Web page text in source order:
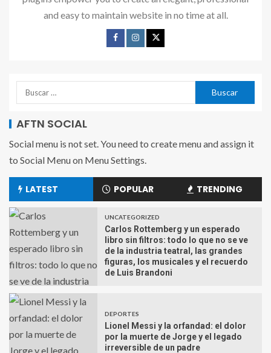
and easy to maintain website in no time at all.
AFTN SOCIAL
Social menu is not set. You need to create menu and assign it
to Social Menu on Menu Settings.
LATEST POPULAR TRENDING
UNCATEGORIZED
Carlos Rottemberg y un esperado
libro sin filtros: todo lo que no se ve
de la industria teatral, las grandes
figuras, los musicales y el recuerdo
de Luis Brandoni
DEPORTES
Lionel Messi y la orfandad: el dolor
por la muerte de Jorge y el legado
irreversible de un padre